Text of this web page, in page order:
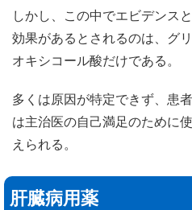
しかし、この中でエビデンス
効果があるとされるのは、グ
オキシコール酸だけである。
多くは原因が特定できず、患
は主治医の自己満足のために
えられる。
肝臓病用薬